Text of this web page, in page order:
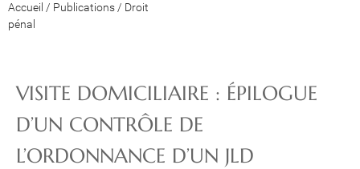
Accueil / Publications / Droit
pénal
VISITE DOMICILIAIRE : ÉPILOGUE
D’UN CONTRÔLE DE
L’ORDONNANCE D’UN JLD